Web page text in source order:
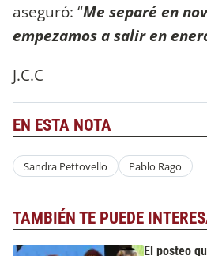
aseguró: “Me separé en
empezamos a salir en
J.C.C
EN ESTA NOTA
Sandra Pettovello Pablo Rago
TAMBIÉN TE PUEDE
El posteo